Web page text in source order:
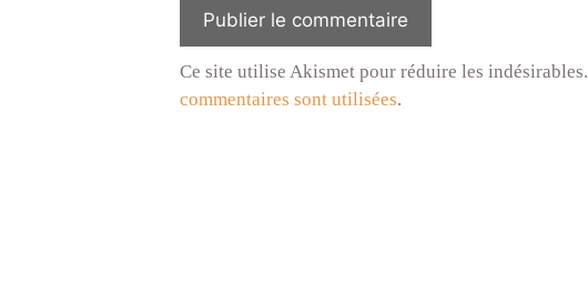
Ce site utilise Akismet pour réduire les indésirables.
commentaires sont utilisées.